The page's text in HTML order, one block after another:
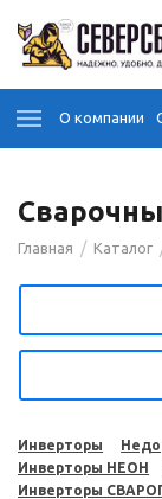
О компании
Главная / Каталог
Инверторы
Инверторы НЕОН
Инверторы